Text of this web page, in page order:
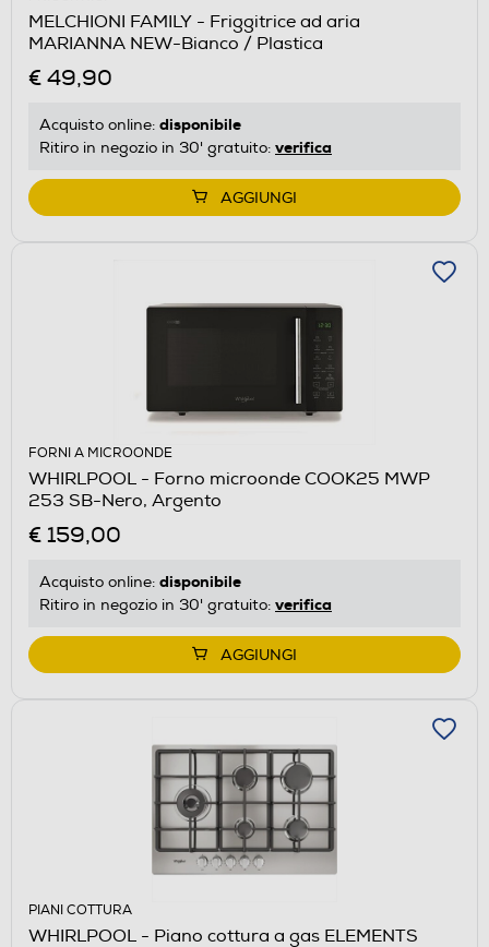
MELCHIONI FAMILY - Friggitrice ad aria
MARIANNA NEW-Bianco / Plastica
€ 49,90
Acquisto online: disponibile
Ritiro in negozio in 30' gratuito: verifica
AGGIUNGI
FORNI A MICROONDE
WHIRLPOOL - Forno microonde COOK25 MWP
253 SB-Nero, Argento
€ 159,00
Acquisto online: disponibile
Ritiro in negozio in 30' gratuito: verifica
AGGIUNGI
PIANI COTTURA
WHIRLPOOL - Piano cottura a gas ELEMENTS